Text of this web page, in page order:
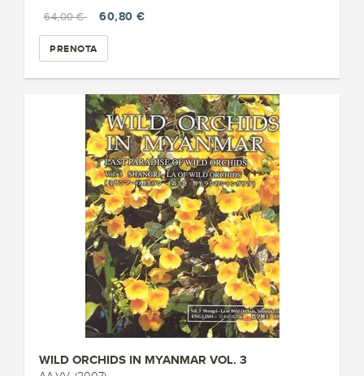
64,00 €
60,80 €
PRENOTA
WILD ORCHIDS IN MYANMAR VOL. 3